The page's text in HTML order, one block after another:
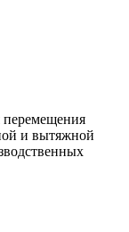
перемещения
и вытяжной